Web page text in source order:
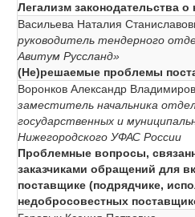
Легализм законодательства о
Васильева Наталия
руководитель тендерного
Авитум Руссланд»
(Не)решаемые проблемы
Воронков Александр
заместитель начальника
государственных и
Нижегородского УФАС России
Проблемные вопросы,
заказчиками обращений для
поставщике (подрядчике,
недобросовестных